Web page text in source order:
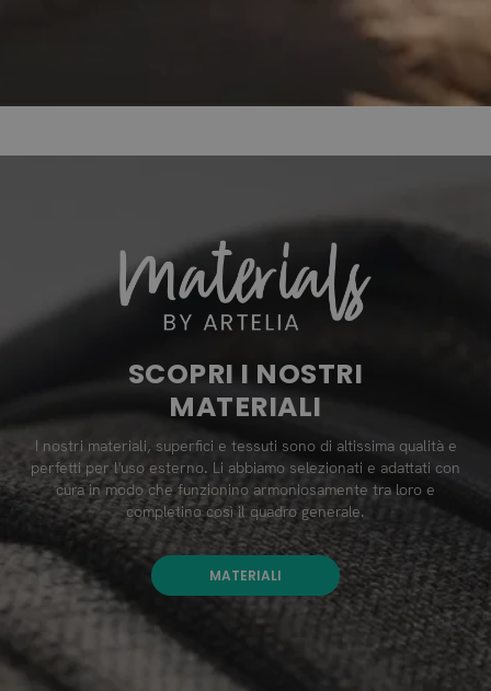
SCOPRI I NOSTRI
MATERIALI
I nostri materiali, superfici e tessuti sono di altissima qualità e
perfetti per l'uso esterno. Li abbiamo selezionati e adattati con
cura in modo che funzionino armoniosamente tra loro e
completino così il quadro generale.
MATERIALI